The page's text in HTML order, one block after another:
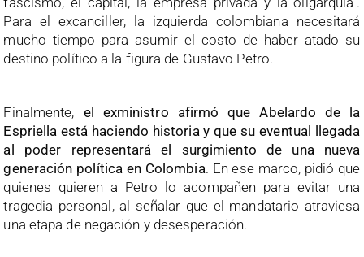
Para el excanciller, la izquierda colombiana necesitará
mucho tiempo para asumir el costo de haber atado su
destino político a la figura de Gustavo Petro.
Finalmente, el exministro afirmó que Abelardo de la
Espriella está haciendo historia y que su eventual llegada
al poder representará el surgimiento de una nueva
generación política en Colombia. En ese marco, pidió que
quienes quieren a Petro lo acompañen para evitar una
tragedia personal, al señalar que el mandatario atraviesa
una etapa de negación y desesperación.